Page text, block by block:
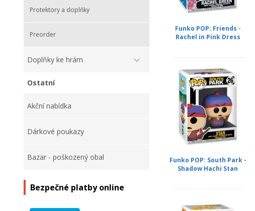
Protektory a doplňky
Preorder
Doplňky ke hrám
Ostatní
Akční nabídka
Dárkové poukazy
Bazar - poškozený obal
Bezpečné platby online
Funko POP: Friends -
Rachel in Pink Dress
Funko POP: South Park -
Shadow Hachi Stan